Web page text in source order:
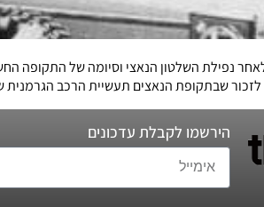
לזכור שבתקופת הנאצים תעשיית הרכב
הירשמו לקבלת עדכונים